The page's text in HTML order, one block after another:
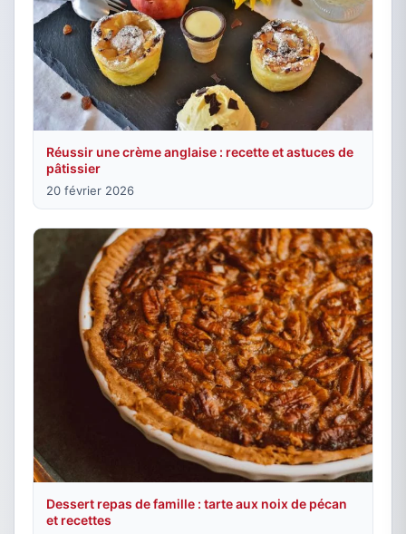
Réussir une crème anglaise : recette et astuces de
pâtissier
20 février 2026
Dessert repas de famille : tarte aux noix de pécan
et recettes